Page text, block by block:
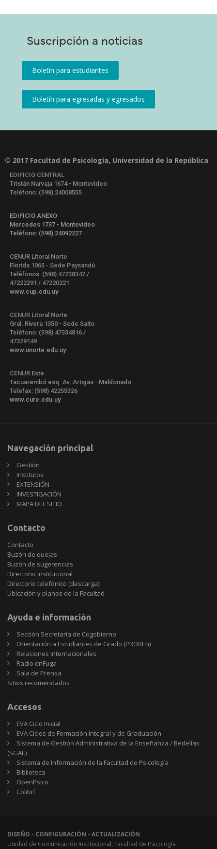
Suscripción a noticias
© 2017 Facultad de Psicología, Universidad de la República
EDIFICIO CENTRAL
Tristán Narvaja 1674 - Montevideo
Teléfono: (598) 24008555
EDIFICIO ANEXO
Mercedes 1737 - Montevideo
Teléfono: (598) 24092227
CENUR Litoral Norte
Florida 1065 - Sede Paysandú
Teléfonos: (598) 47238342 /
47222291 / 47220221
www.cup.edu.uy
CENUR Litoral Norte
Gral. Rivera 1350 - Sede Salto
Teléfono: (598) 47334816 /
47329149
www.unorte.edu.uy
CENUR Este
Tacuarembó esq. Av. Artigas - Maldonado
Telefax: (598) 42255326
www.cure.edu.uy
Navegación principal
Gestión
Institutos
EXTENSIÓN
INVESTIGACIÓN
MAPA DEL SITIO
Contacto
Contacto
Buzón de quejas
Buzón de sugerencias
Directorio Institucional
Directorio telefónico (descarga)
Ubicación y planos de la Facultad
Ayuda e información
Sección Secretaría de Cogobierno
Orientación a Estudiantes de Grado (PROREn)
Relaciones internacionales
Radio enFuga
Sala de Prensa
Sitios
Sitios recomendados
Accesos
EVA Ciclo Inicial
EVA Ciclos de Formación Integral y de Graduación
Sistema de Gestión Administrativa de la Enseñanza / Bedelías
(SGAE)
Sistema de Información de la Facultad de Psicología
Biblioteca
OpenPsico
Colibrí
DISEÑO - CONFIGURACIÓN - ACTUALIZACIÓN
Unidad de Comunicación Institucional, Facultad de Psicología